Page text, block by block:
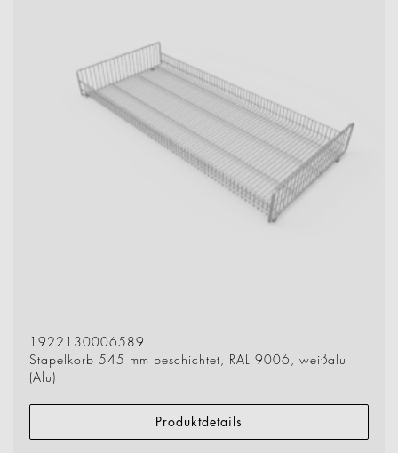
1922130006589
Stapelkorb 545 mm beschichtet, RAL 9006, weißalu
(Alu)
Produktdetails